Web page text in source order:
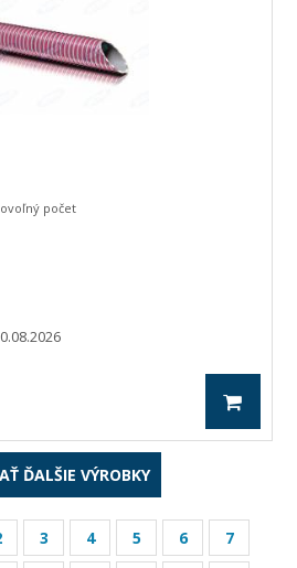
počet
ĎALŠIE VÝROBKY
3 4 5 6
7